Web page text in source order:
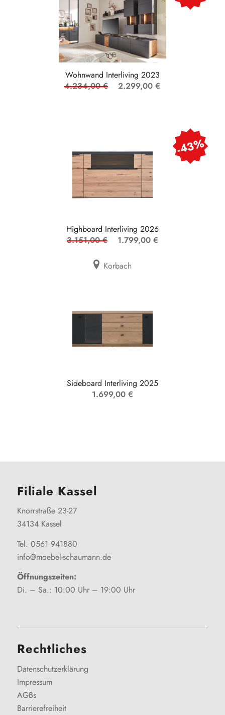
Wohnwand Interliving 2023
4.234,00 €
2.299,00 €
Highboard Interliving 2026
3.151,00 €
1.799,00 €
Korbach
-43%
Sideboard Interliving 2025
1.699,00 €
Filiale Kassel
Knorrstraße 23-27
34134 Kassel
Tel. 0561 941880
info@moebel-schaumann.de
Öffnungszeiten:
Di. – Sa.: 10:00 Uhr – 19:00 Uhr
Rechtliches
Datenschutzerklärung
Impressum
AGBs
Barrierefreiheit